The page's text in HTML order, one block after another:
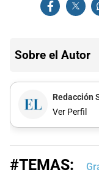
Sobre el Autor
Redacción
Ver Perfil
#TEMAS: